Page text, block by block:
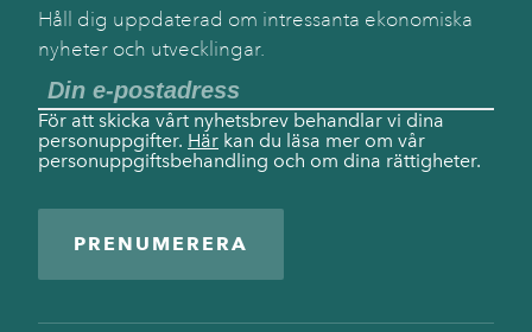
Håll dig uppdaterad om intressanta ekonomiska
nyheter och utvecklingar.
För att skicka vårt nyhetsbrev behandlar vi dina
personuppgifter. Här kan du läsa mer om vår
personuppgiftsbehandling och om dina rättigheter.
PRENUMERERA